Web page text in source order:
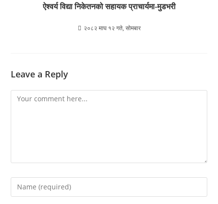
ऐश्वर्य विद्या निकेतनको सहायक प्राचार्यमा-मुडभरी
२०८२ माघ १२ गते, सोमबार
Leave a Reply